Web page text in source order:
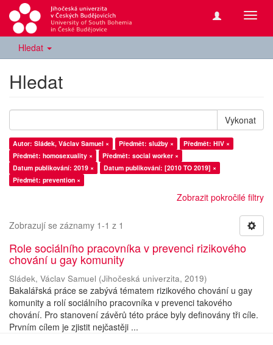
Hledat
Hledat
Vykonat
Autor: Sládek, Václav Samuel × Předmět: služby ×
Předmět: HIV ×
Předmět: homosexuality ×
Předmět: social worker ×
Datum publikování: 2019 ×
Datum publikování: [2010 TO 2019] ×
Předmět: prevention ×
Zobrazit pokročilé filtry
Zobrazují se záznamy 1-1 z 1
Role sociálního pracovníka v prevenci rizikového
chování u gay komunity
Sládek, Václav Samuel (Jihočeská univerzita, 2019)
Bakalářská práce se zabývá tématem rizikového chování u gay
komunity a rolí sociálního pracovníka v prevenci takového
chování. Pro stanovení závěrů této práce byly definovány tři cíle.
Prvním cílem je zjistit nejčastěji ...